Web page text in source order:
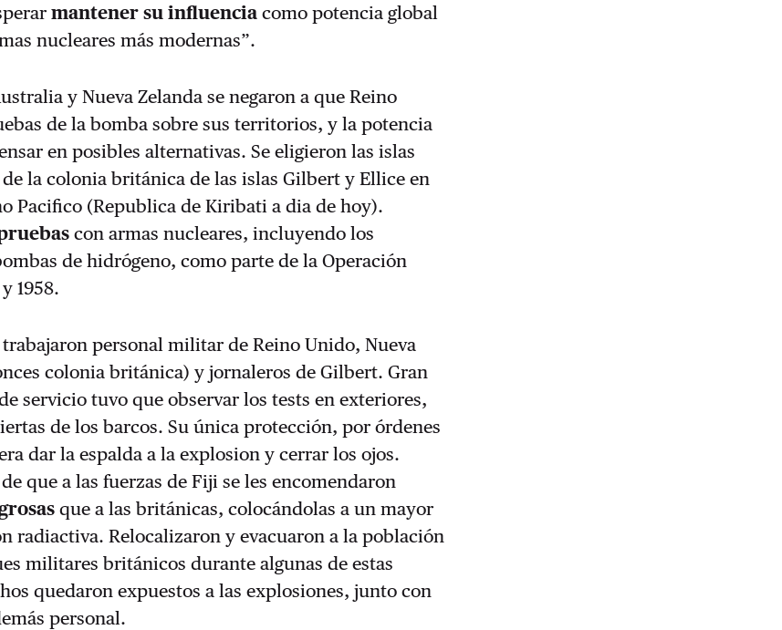
mantener su influencia como potencia global
nucleares más modernas”.
y Nueva Zelanda se negaron a que Reino
de la bomba sobre sus territorios, y la potencia
en posibles alternativas. Se eligieron las islas
la colonia británica de las islas Gilbert y Ellice en
Pacifico (Republica de Kiribati a dia de hoy).
con armas nucleares, incluyendo los
de hidrógeno, como parte de la Operación
1958.
personal militar de Reino Unido, Nueva
colonia británica) y jornaleros de Gilbert. Gran
servicio tuvo que observar los tests en exteriores,
de los barcos. Su única protección, por órdenes
dar la espalda a la explosion y cerrar los ojos.
que a las fuerzas de Fiji se les encomendaron
que a las británicas, colocándolas a un mayor
radiactiva. Relocalizaron y evacuaron a la población
militares británicos durante algunas de estas
quedaron expuestos a las explosiones, junto con
personal.